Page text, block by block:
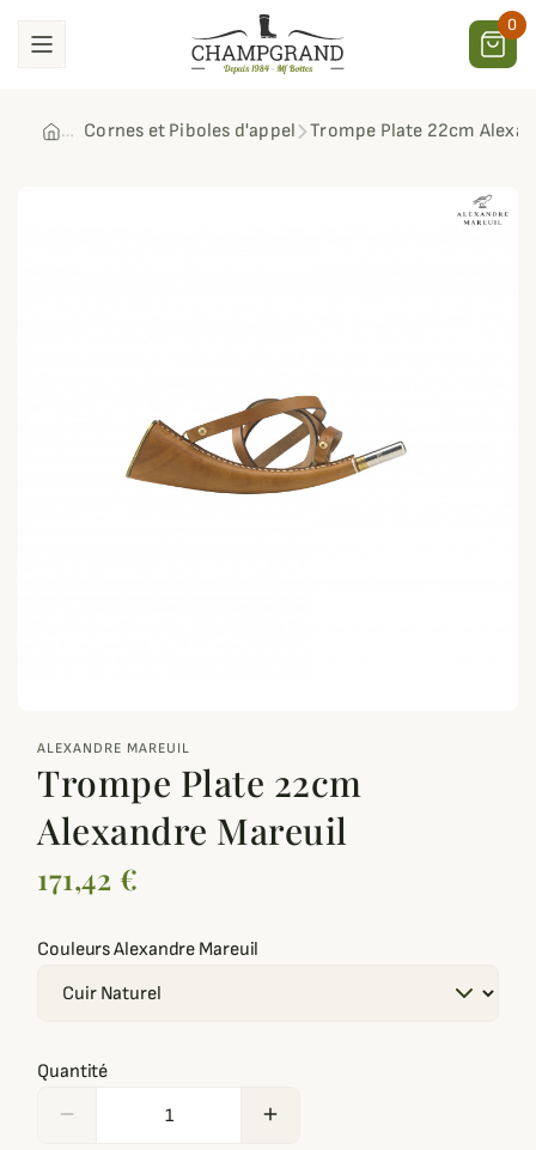
0
Cornes et Piboles d'appel Trompe Plate 22cm
ALEXANDRE MAREUIL
Trompe Plate 22cm
Alexandre Mareuil
171,42 €
Couleurs Alexandre Mareuil
Quantité
remove add